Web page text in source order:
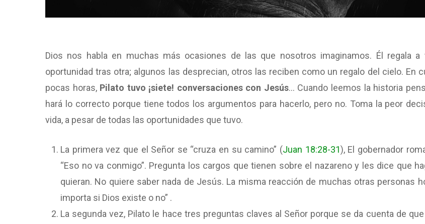
Dios nos habla en muchas más ocasiones de las que nosotros imaginamos. Él regala a
oportunidad tras otra; algunos las desprecian, otros las reciben como un regalo del cielo. En
pocas horas, Pilato tuvo ¡siete! conversaciones con Jesús… Cuando leemos la historia
hará lo correcto porque tiene todos los argumentos para hacerlo, pero no. Toma la peor
vida, a pesar de todas las oportunidades que tuvo.
La primera vez que el Señor se “cruza en su camino” (Juan 18:28-31), El gobernador
“Eso no va conmigo”. Pregunta los cargos que tienen sobre el nazareno y les dice que
quieran. No quiere saber nada de Jesús. La misma reacción de muchas otras personas
importa si Dios existe o no” .
La segunda vez, Pilato le hace tres preguntas claves al Señor porque se da cuenta de